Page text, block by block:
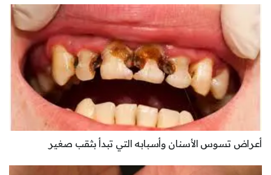
أعراض تسوس الأسنان وأسبابه التي تبدأ بثقب صغير